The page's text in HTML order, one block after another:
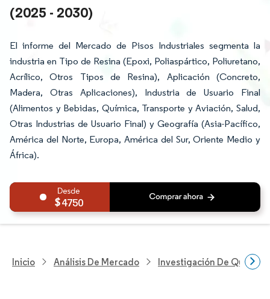
(2025 - 2030)
El informe del Mercado de Pisos Industriales segmenta la
industria en Tipo de Resina (Epoxi, Poliaspártico, Poliuretano,
Acrílico, Otros Tipos de Resina), Aplicación (Concreto,
Madera, Otras Aplicaciones), Industria de Usuario Final
(Alimentos y Bebidas, Química, Transporte y Aviación, Salud,
Otras Industrias de Usuario Final) y Geografía (Asia-Pacífico,
América del Norte, Europa, América del Sur, Oriente Medio y
África).
4750
Inicio Análisis De Mercado Investigación De